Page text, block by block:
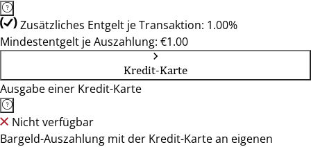
Zusätzliches Entgelt je Transaktion: 1.00%
Mindestentgelt je Auszahlung: €1.00
Kredit-Karte
Ausgabe einer Kredit-Karte
Nicht verfügbar
Bargeld-Auszahlung mit der Kredit-Karte an eigenen